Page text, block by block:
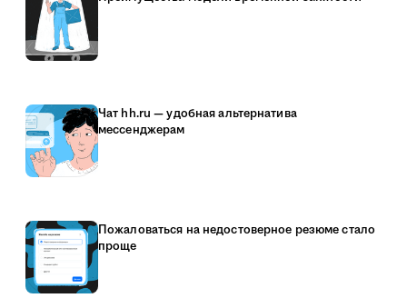
Чат hh.ru — удобная альтернатива
мессенджерам
Пожаловаться на недостоверное резюме стало
проще